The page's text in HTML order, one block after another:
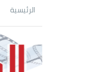
الرئيسية